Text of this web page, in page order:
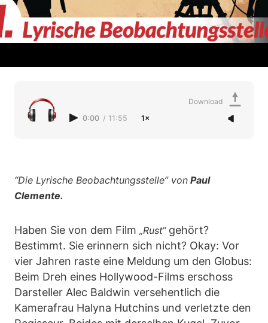
0:00 / 11:55 1×
Download
“Die Lyrische Beobachtungsstelle” von Paul
Clemente.
Haben Sie von dem Film „Rust“gehört?
Bestimmt. Sie erinnern sich nicht? Okay: Vor
vier Jahren raste eine Meldung um den Globus:
Beim Dreh eines Hollywood-Films erschoss
Darsteller Alec Baldwin versehentlich die
Kamerafrau Halyna Hutchins und verletzte den